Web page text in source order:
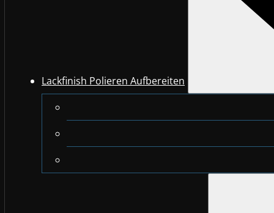
Lackfinish Polieren Aufbereiten